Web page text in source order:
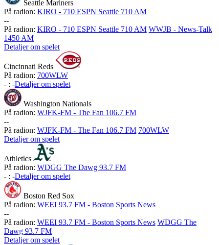
Seattle Mariners
På radion: KIRO - 710 ESPN Seattle 710 AM
--
På radion: KIRO - 710 ESPN Seattle 710 AM WWJB - News-Talk
1450 AM
Detaljer om spelet
Cincinnati Reds
På radion: 700WLW
- : -Detaljer om spelet
Washington Nationals
På radion: WJFK-FM - The Fan 106.7 FM
--
På radion: WJFK-FM - The Fan 106.7 FM 700WLW
Detaljer om spelet
Athletics
På radion: WDGG The Dawg 93.7 FM
- : -Detaljer om spelet
Boston Red Sox
På radion: WEEI 93.7 FM - Boston Sports News
--
På radion: WEEI 93.7 FM - Boston Sports News WDGG The
Dawg 93.7 FM
Detaljer om spelet